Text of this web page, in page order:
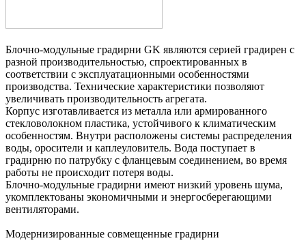
Блочно-модульные градирни GK являются серией градирен с
разной производительностью, спроектированных в
соответствии с эксплуатационными особенностями
производства. Технические характеристики позволяют
увеличивать производительность агрегата.
Корпус изготавливается из металла или армированного
стекловолокном пластика, устойчивого к климатическим
особенностям. Внутри расположены системы распределения
воды, оросители и каплеуловитель. Вода поступает в
градирню по патрубку с фланцевым соединением, во время
работы не происходит потеря воды.
Блочно-модульные градирни имеют низкий уровень шума,
укомплектованы экономичными и энергосберегающими
вентиляторами.
Модернизированные совмещенные градирни